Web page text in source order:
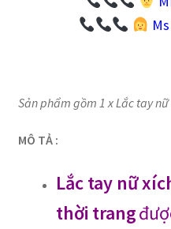
Sản phẩm gồm 1 x Lắc tay
MÔ TẢ :
Lắc tay nữ
thời trang